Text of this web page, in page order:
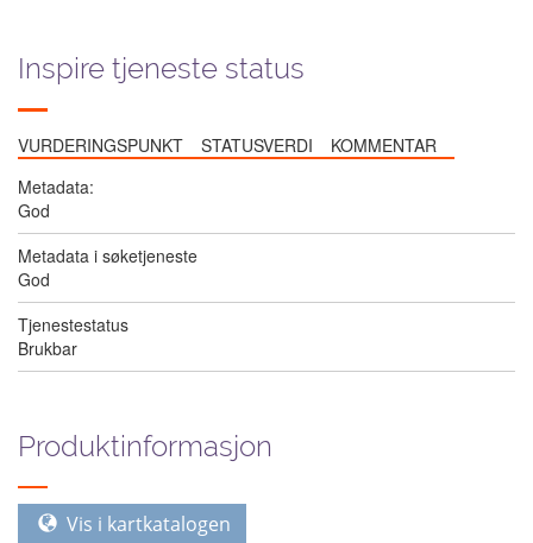
Inspire tjeneste status
VURDERINGSPUNKT STATUSVERDI
KOMMENTAR
Metadata:
God
Metadata i søketjeneste
God
Tjenestestatus
Brukbar
Produktinformasjon
Vis i kartkatalogen